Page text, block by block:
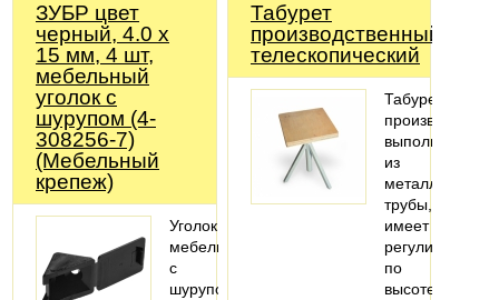
ЗУБР цвет
черный, 4.0 x
15 мм, 4 шт,
мебельный
уголок с
шурупом (4-
308256-7)
(Мебельный
крепеж)
Уголок
мебельный
с
шурупом,
Табурет
производственный
телескопический
Табурет
выполнен
из
металлической
трубы,
имеет
регулировку
по
высоте.